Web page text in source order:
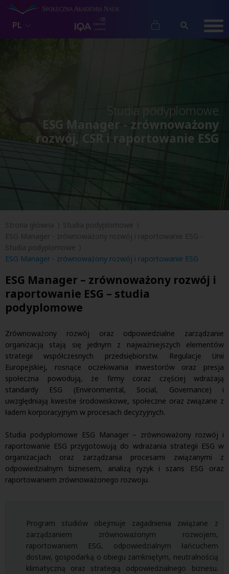
PL
Studia podyplomowe
ESG Manager - zrównoważony
rozwój, CSR i raportowanie ESG
Strona główna
Studia podyplomowe
ESG Manager - zrównoważony rozwój i raportowanie ESG -
Studia podyplomowe
ESG Manager - zrównoważony rozwój i raportowanie ESG
ESG Manager – zrównoważony rozwój i
raportowanie ESG – studia
podyplomowe
Zrównoważony rozwój oraz odpowiedzialne zarządzanie
organizacją stają się jednym z najważniejszych elementów
strategii współczesnych przedsiębiorstw. Regulacje Unii
Europejskiej, rosnące oczekiwania inwestorów oraz presja
społeczna powodują, że firmy coraz częściej wdrażają
standardy ESG (Environmental, Social, Governance)
i
uwzględniają kwestie środowiskowe, społeczne oraz związane z
ładem korporacyjnym w procesach decyzyjnych.
Studia podyplomowe ESG Manager – zrównoważony rozwój i
raportowanie ESG przygotowują do wdrażania strategii ESG w
organizacjach oraz zarządzania procesami związanymi z
odpowiedzialnym biznesem, analizą ryzyk i szans ESG oraz
raportowaniem zrównoważonego rozwoju.
Program studiów obejmuje zagadnienia związane z
zarządzaniem zrównoważonym rozwojem,
raportowaniem ESG, odpowiedzialnym łańcuchem
dostaw, gospodarką o obiegu zamkniętym, neutralnością
klimatyczną oraz strategią odpowiedzialnego biznesu.